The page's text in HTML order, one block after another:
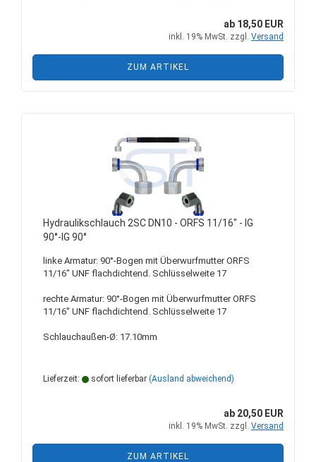
ab 18,50 EUR
inkl. 19% MwSt. zzgl. Versand
ZUM ARTIKEL
Hydraulikschlauch 2SC DN10 - ORFS 11/16" - IG
90°-IG 90°
linke Armatur: 90°-Bogen mit Überwurfmutter ORFS
11/16" UNF flachdichtend. Schlüsselweite 17
rechte Armatur: 90°-Bogen mit Überwurfmutter ORFS
11/16" UNF flachdichtend. Schlüsselweite 17
Schlauchaußen-Ø: 17.10mm
Lieferzeit: sofort lieferbar (Ausland abweichend)
ab 20,50 EUR
inkl. 19% MwSt. zzgl. Versand
ZUM ARTIKEL